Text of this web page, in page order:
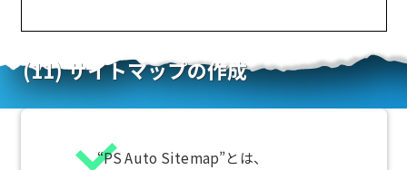
(11) サイトマップの作成
“PS Auto Sitemap”とは、